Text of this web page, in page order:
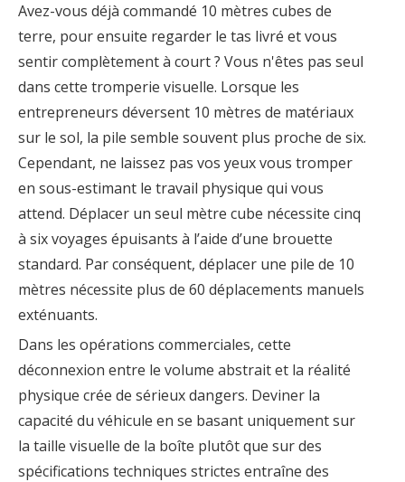
Avez-vous déjà commandé 10 mètres cubes de
terre, pour ensuite regarder le tas livré et vous
sentir complètement à court ? Vous n'êtes pas seul
dans cette tromperie visuelle. Lorsque les
entrepreneurs déversent 10 mètres de matériaux
sur le sol, la pile semble souvent plus proche de six.
Cependant, ne laissez pas vos yeux vous tromper
en sous-estimant le travail physique qui vous
attend. Déplacer un seul mètre cube nécessite cinq
à six voyages épuisants à l’aide d’une brouette
standard. Par conséquent, déplacer une pile de 10
mètres nécessite plus de 60 déplacements manuels
exténuants.
Dans les opérations commerciales, cette
déconnexion entre le volume abstrait et la réalité
physique crée de sérieux dangers. Deviner la
capacité du véhicule en se basant uniquement sur
la taille visuelle de la boîte plutôt que sur des
spécifications techniques strictes entraîne des